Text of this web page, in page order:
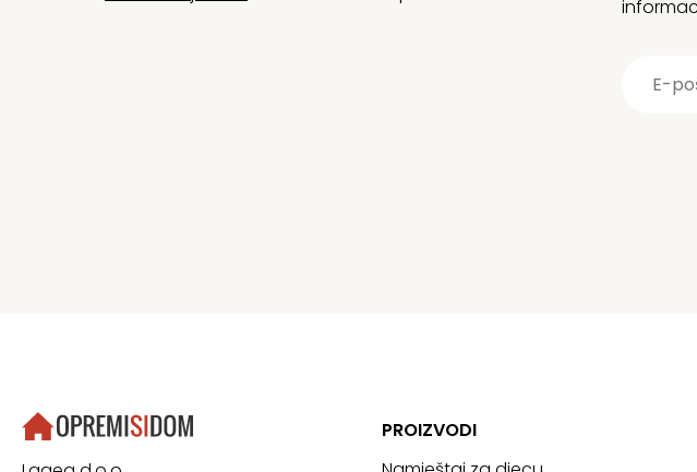
PROIZVODI